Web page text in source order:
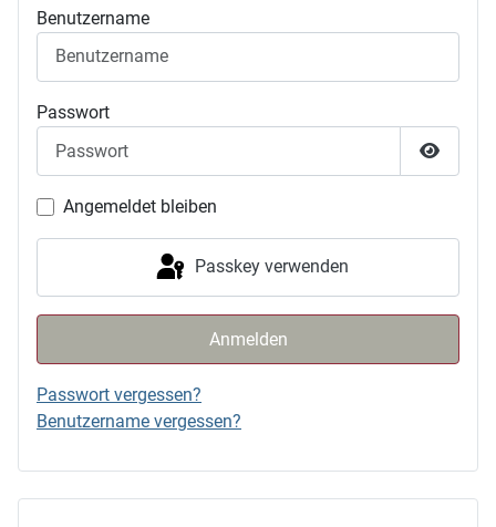
Benutzername
Passwort
Angemeldet bleiben
Passkey verwenden
Anmelden
Passwort vergessen?
Benutzername vergessen?